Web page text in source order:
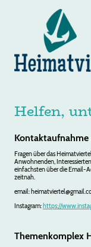
Helfen,
Kontaktaufnahme
Fragen über das
Anwohnenden,
einfachsten über die Email-
zeitnah.
email:
Instagram: https://
Themenkomplex